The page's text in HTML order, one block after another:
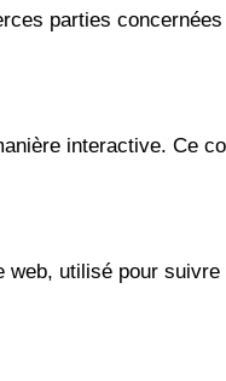
parties
interactive. Ce
utilisé pour